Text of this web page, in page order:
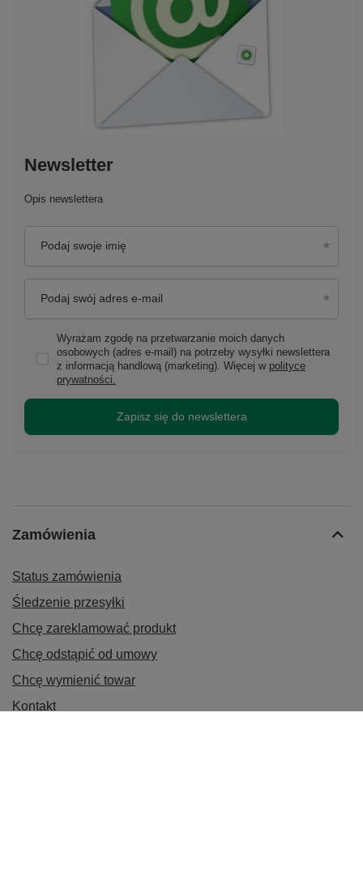
Newsletter
Opis newslettera
Podaj swoje imię
Podaj swój adres e-mail
Wyrażam zgodę na przetwarzanie moich danych
osobowych (adres e-mail) na potrzeby wysyłki newslettera
z informacją handlową (marketing). Więcej w polityce
prywatności.
Zapisz się do newslettera
Zamówienia
Status zamówienia
Śledzenie przesyłki
Chcę zareklamować produkt
Chcę odstąpić od umowy
Chcę wymienić towar
Kontakt